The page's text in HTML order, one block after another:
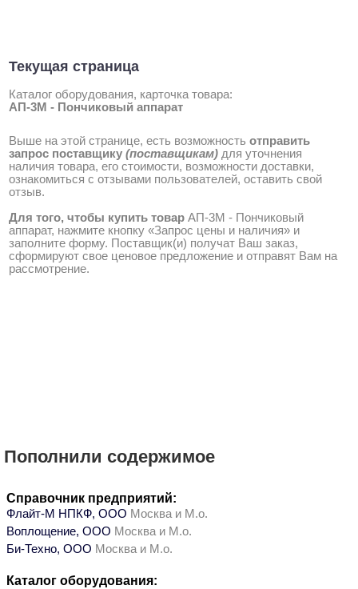
Текущая страница
Каталог оборудования, карточка товара:
АП-3М - Пончиковый аппарат
Выше на этой странице, есть возможность отправить
запрос поставщику (поставщикам) для уточнения
наличия товара, его стоимости, возможности доставки,
ознакомиться с отзывами пользователей, оставить свой
отзыв.
Для того, чтобы купить товар АП-3М - Пончиковый
аппарат, нажмите кнопку «Запрос цены и наличия» и
заполните форму. Поставщик(и) получат Ваш заказ,
сформируют свое ценовое предложение и отправят Вам на
рассмотрение.
Пополнили содержимое
Справочник предприятий:
Флайт-М НПКФ, ООО Москва и М.о.
Воплощение, ООО Москва и М.о.
Би-Техно, ООО Москва и М.о.
Каталог оборудования: